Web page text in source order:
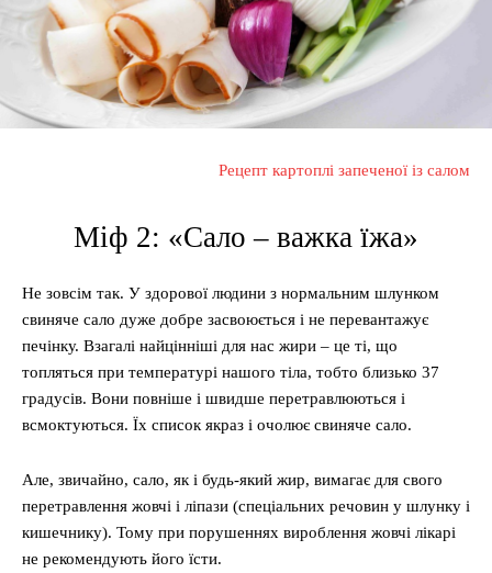
Рецепт картоплі запеченої із салом
Міф 2: «Сало – важка їжа»
Не зовсім так. У здорової людини з нормальним шлунком
свиняче сало дуже добре засвоюється і не перевантажує
печінку. Взагалі найцінніші для нас жири – це ті, що
топляться при температурі нашого тіла, тобто близько 37
градусів. Вони повніше і швидше перетравлюються і
всмоктуються. Їх список якраз і очолює свиняче сало.
Але, звичайно, сало, як і будь-який жир, вимагає для свого
перетравлення жовчі і ліпази (спеціальних речовин у шлунку і
кишечнику). Тому при порушеннях вироблення жовчі лікарі
не рекомендують його їсти.